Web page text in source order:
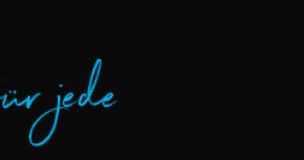
jede